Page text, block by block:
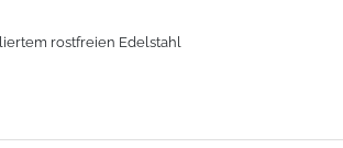
rostfreien Edelstahl